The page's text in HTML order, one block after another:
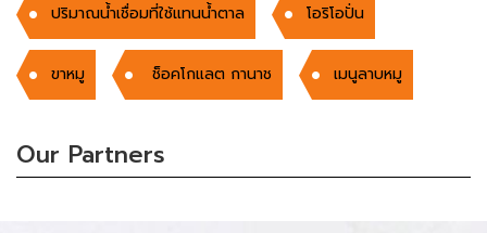
ปริมาณน้ำเชื่อมที่ใช้แทนน้ำตาล โอริโอปั่น
ขาหมู ช็อคโกแลต กานาช เมนูลาบหมู
Our Partners